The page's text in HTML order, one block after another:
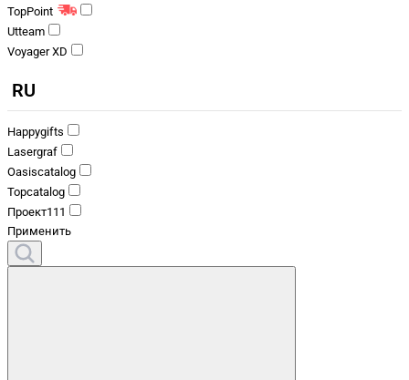
TopPoint
Utteam
Voyager XD
RU
Happygifts
Lasergraf
Oasiscatalog
Topcatalog
Проект111
Применить